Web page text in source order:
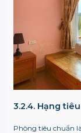
3.2.4. Hạng
Phòng tiêu chuẩn